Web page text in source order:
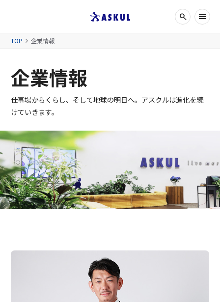
search
検索ボッ
メニュー
TOP 企業情報
企業情報
仕事場からくらし、そして地球の明日へ。アスクルは進化を続
けていきます。